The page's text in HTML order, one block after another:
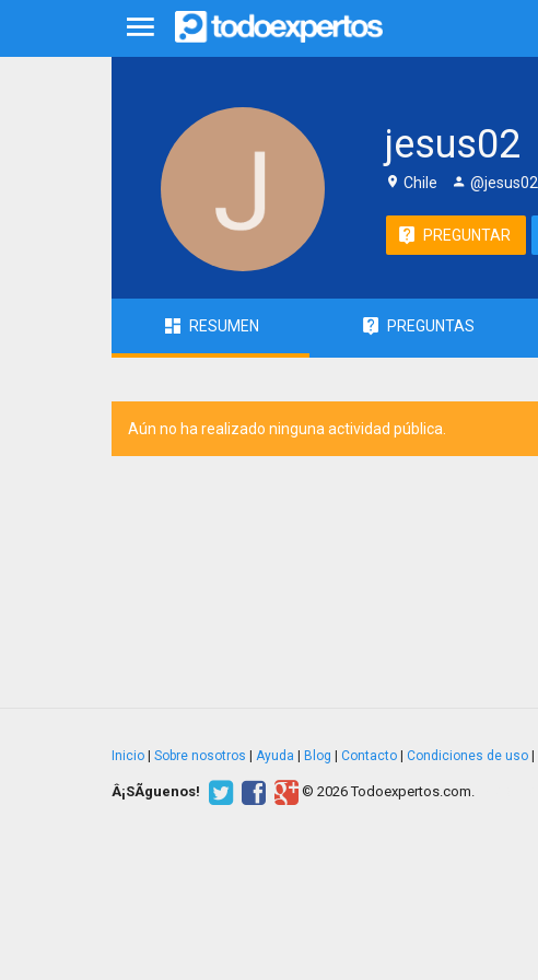
jesus02
Chile @jesus02
PREGUNTAR
RESUMEN PREGUNTAS
Aún no ha realizado ninguna actividad pública.
Inicio Sobre nosotros Ayuda Blog Contacto Condiciones de uso
Â¡SÃ­guenos! © 2026 Todoexpertos.com.